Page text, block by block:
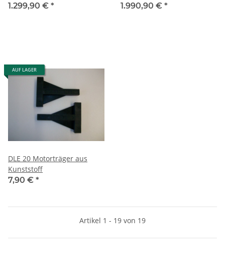
1.299,90 € *
1.990,90 € *
AUF LAGER
DLE 20 Motorträger aus
Kunststoff
7,90 € *
Artikel 1 - 19 von 19